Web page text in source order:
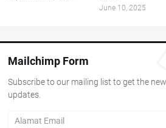
June 10, 2025
Mailchimp Form
Subscribe to our mailing list to get the new
updates.